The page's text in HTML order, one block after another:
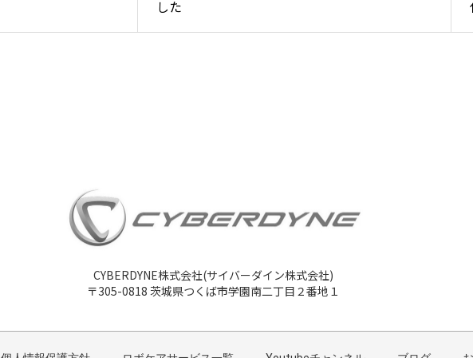
した
CYBERDYNE株式会社(サイバーダイン株式会社)
〒305-0818 茨城県つくば市学園南二丁目２番地１